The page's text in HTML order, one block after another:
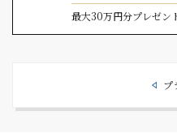
最大30万円分プレゼン
プ